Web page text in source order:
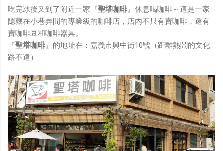
吃完冰後又到了附近一家『聖塔咖啡 』休息喝咖啡～這是一家
隱藏在小巷弄間的專業級的咖啡店，店內不只有賣咖啡，還有
賣咖啡豆和咖啡器具。
『聖塔咖啡 』的地址在：嘉義市興中街10號（距離熱鬧的文化
路不遠）